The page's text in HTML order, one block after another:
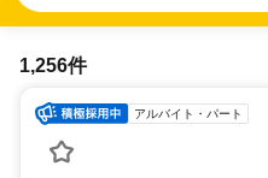
1,256件
アルバイト・パート